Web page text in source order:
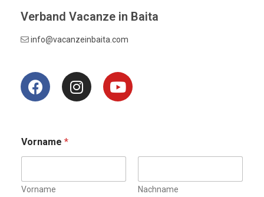
Verband Vacanze in Baita
info@vacanzeinbaita.com
Vorname *
Vorname Nachname